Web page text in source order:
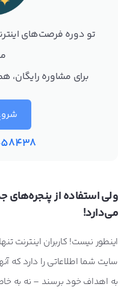
تو دوره فرصت‌های
برای مشاوره رایگان،
58438
ولی استفاده از پنجره‌های
می‌‎دارد!
اینطور نیست! کاربران اینترنت
سایت شما اطلاعاتی را دارد
به اهداف خود برسند – نه به